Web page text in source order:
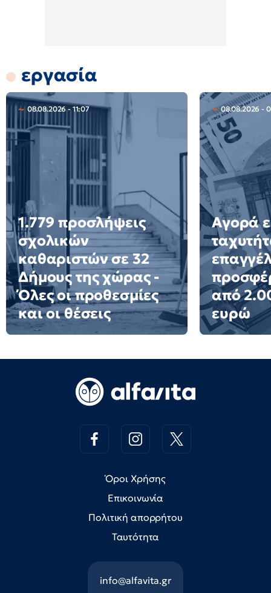
εργασία
08.08.2026 - 11:07
1.779 προσλήψεις
σχολικών
καθαριστών σε 32
Δήμους της χώρας -
Όλες οι προθεσμίες
και οι θέσεις
08.08.2026 -
Αγορά
από
ευρώ
Όροι Χρήσης
Επικοινωνία
Πολιτική απορρήτου
Ταυτότητα
info@alfavita.gr